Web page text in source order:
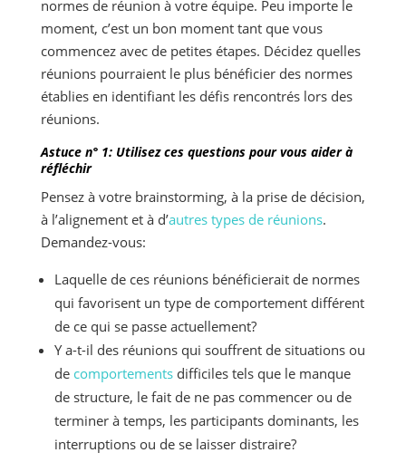
normes de réunion à votre équipe. Peu importe le
moment, c’est un bon moment tant que vous
commencez avec de petites étapes. Décidez quelles
réunions pourraient le plus bénéficier des normes
établies en identifiant les défis rencontrés lors des
réunions.
Astuce n° 1: Utilisez ces questions pour vous aider à
réfléchir
Pensez à votre brainstorming, à la prise de décision,
à l’alignement et à d’autres types de réunions.
Demandez-vous:
Laquelle de ces réunions bénéficierait de normes
qui favorisent un type de comportement différent
de ce qui se passe actuellement?
Y a-t-il des réunions qui souffrent de situations ou
de comportementsdifficiles tels que le manque
de structure, le fait de ne pas commencer ou de
terminer à temps, les participants dominants, les
interruptions ou de se laisser distraire?